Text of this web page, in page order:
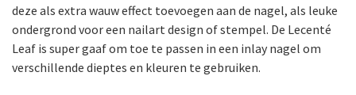
deze als extra wauw effect toevoegen aan de nagel, als leuke
ondergrond voor een nailart design of stempel. De Lecenté
Leaf is super gaaf om toe te passen in een inlay nagel om
verschillende dieptes en kleuren te gebruiken.